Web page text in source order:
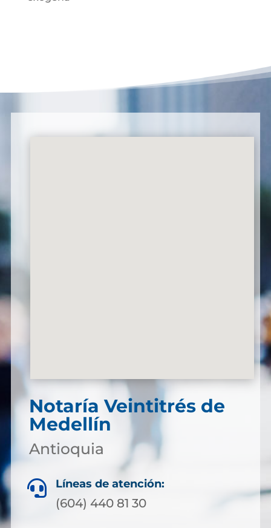
Notaría Veintitrés de
Medellín
Antioquia
 Líneas de atención:
(604) 440 81 30